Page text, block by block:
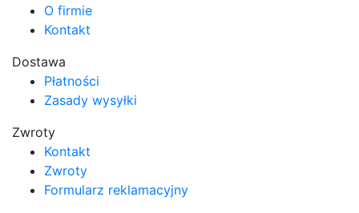
O firmie
Kontakt
Dostawa
Płatności
Zasady wysyłki
Zwroty
Kontakt
Zwroty
Formularz reklamacyjny